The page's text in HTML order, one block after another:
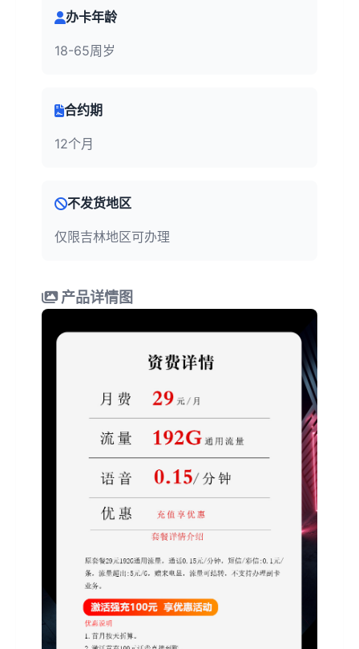
办卡年龄
18-65周岁
合约期
12个月
不发货地区
仅限吉林地区可办理
产品详情图